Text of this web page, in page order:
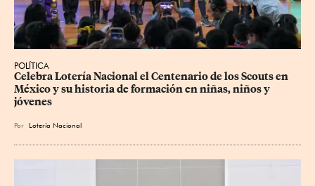
POLÍTICA
Celebra Lotería Nacional el Centenario de los Scouts en
México y su historia de formación en niñas, niños y
jóvenes
Por Lotería Nacional